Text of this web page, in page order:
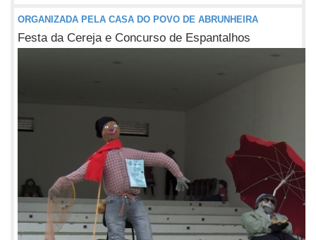
ORGANIZADA PELA CASA DO POVO DE ABRUNHEIRA
Festa da Cereja e Concurso de Espantalhos